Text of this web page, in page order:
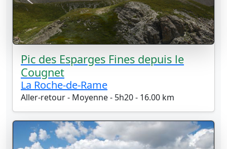
Pic des Esparges Fines depuis le
Cougnet
La Roche-de-Rame
Aller-retour - Moyenne - 5h20 - 16.00 km